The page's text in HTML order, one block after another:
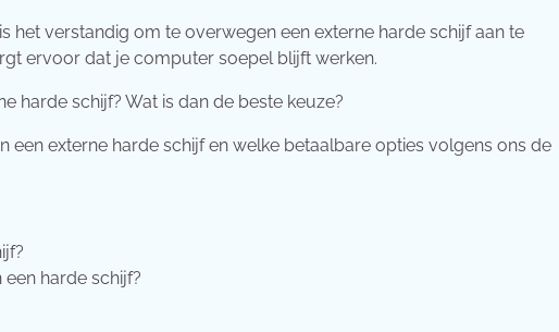
het verstandig om te overwegen een externe harde schijf aan te
ervoor dat je computer soepel blijft werken.
harde schijf? Wat is dan de beste keuze?
een externe harde schijf en welke betaalbare opties volgens ons de
harde schijf?